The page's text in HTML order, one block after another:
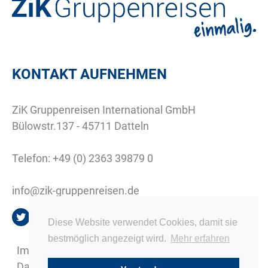
Diese Website verwendet Cookies, damit sie
bestmöglich angezeigt wird. Mehr erfahren
KONTAKT AUFNEHMEN
ZiK Gruppenreisen International GmbH
Bülowstr.137 - 45711 Datteln
Telefon: +49 (0) 2363 39879 0
info@zik-gruppenreisen.de
Impressum